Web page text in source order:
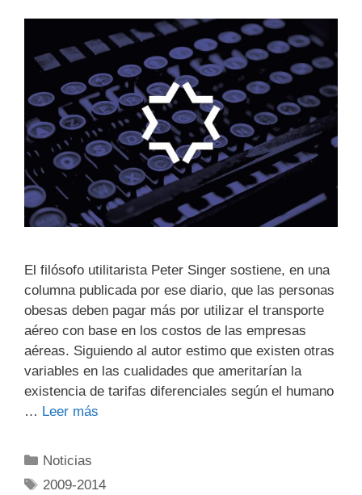
El filósofo utilitarista Peter Singer sostiene, en una
columna publicada por ese diario, que las personas
obesas deben pagar más por utilizar el transporte
aéreo con base en los costos de las empresas
aéreas. Siguiendo al autor estimo que existen otras
variables en las cualidades que ameritarían la
existencia de tarifas diferenciales según el humano
… Leer más
Noticias
2009-2014